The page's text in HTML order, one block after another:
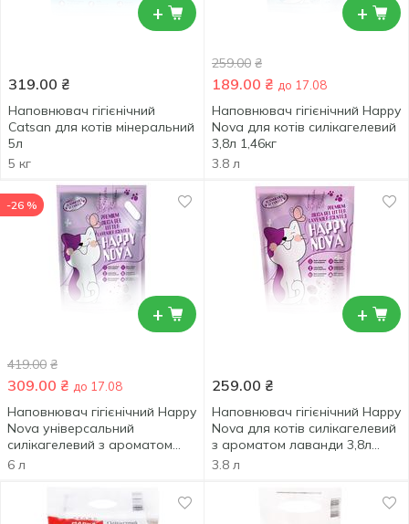
+
319.00 ₴
Наповнювач гігієнічний
Catsan для котів мінеральний
5л
5 кг
+
259.00 ₴
189.00 ₴ до 17.08
Наповнювач гігієнічний Happy
Nova для котів силікагелевий
3,8л 1,46кг
3.8 л
+
-26 %
419.00 ₴
309.00 ₴ до 17.08
Наповнювач гігієнічний Happy
Nova універсальний
силікагелевий з ароматом
лаванди 6л 2,2кг
6 л
+
259.00 ₴
Наповнювач гігієнічний Happy
Nova для котів силікагелевий
з ароматом лаванди 3,8л
1,45кг
3.8 л